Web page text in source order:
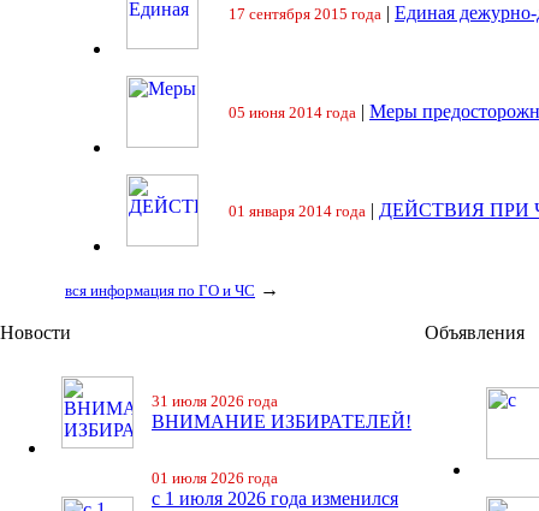
17 сентября 2015 года | Единая
05 июня 2014 года | Меры
01 января 2014 года | ДЕЙСТВИЯ ПРИ
вся информация по ГО и ЧС →
Новости
31 июля 2026 года
ВНИМАНИЕ ИЗБИРАТЕЛЕЙ!
01 июля 2026 года
с 1 июля 2026 года изменился
Объявления